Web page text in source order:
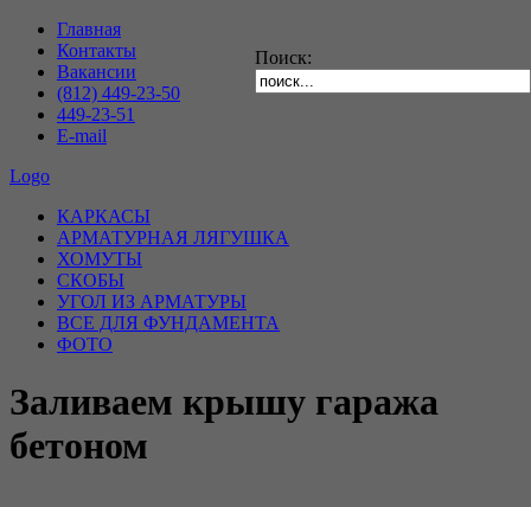
Главная
Контакты
Вакансии
(812) 449-23-50
449-23-51
E-mail
Logo
КАРКАСЫ
АРМАТУРНАЯ ЛЯГУШКА
ХОМУТЫ
СКОБЫ
УГОЛ ИЗ АРМАТУРЫ
ВСЕ ДЛЯ ФУНДАМЕНТА
ФОТО
Заливаем крышу гаража
бетоном
Поиск: